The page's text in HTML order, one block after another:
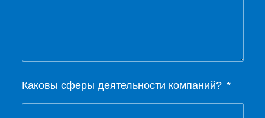
Каковы сферы деятельности компаний?